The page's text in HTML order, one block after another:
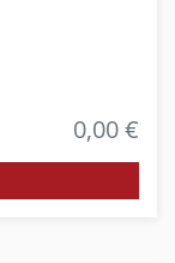
0,00 €